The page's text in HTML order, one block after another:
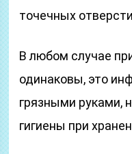
точечных
В любом случае
одинаковы, это
грязными руками,
гигиены при